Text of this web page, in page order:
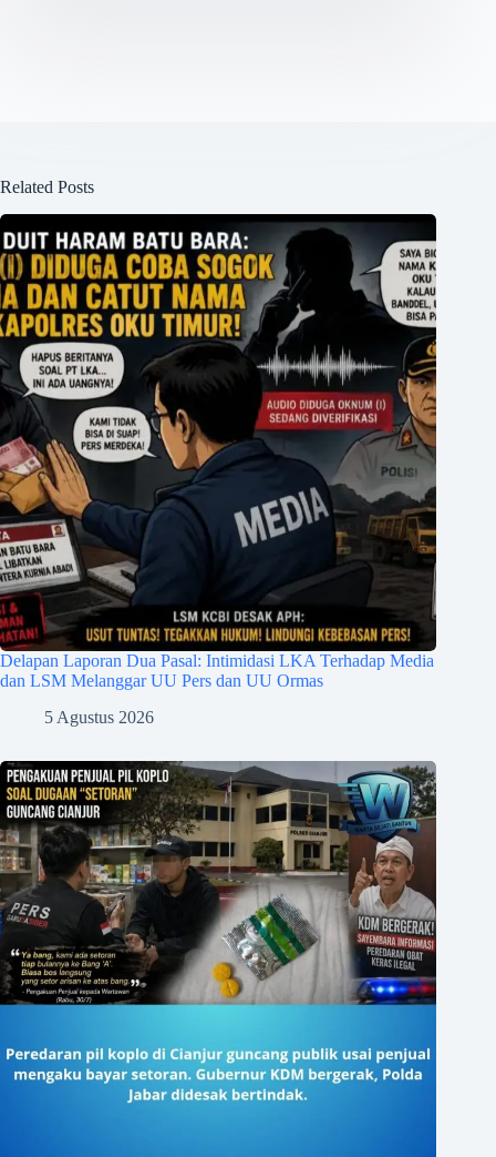
Related Posts
Delapan Laporan Dua Pasal: Intimidasi LKA Terhadap Media
dan LSM Melanggar UU Pers dan UU Ormas
5 Agustus 2026